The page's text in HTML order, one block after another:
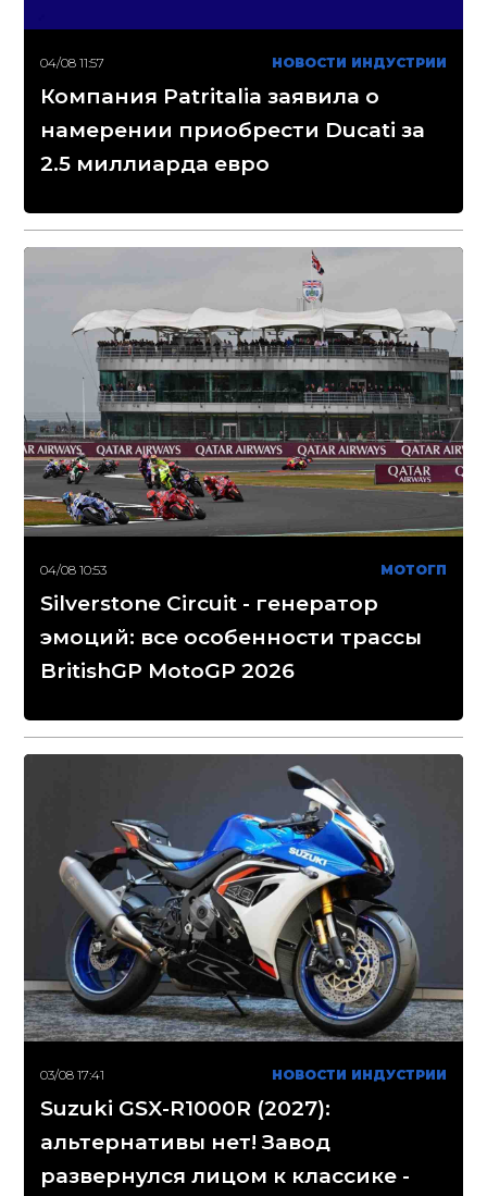
04/08 11:57 НОВОСТИ ИНДУСТРИИ
Компания Patritalia заявила о
намерении приобрести Ducati за
2.5 миллиарда евро
04/08 10:53 МОТОГП
Silverstone Circuit - генератор
эмоций: все особенности трассы
BritishGP MotoGP 2026
03/08 17:41 НОВОСТИ ИНДУСТРИИ
Suzuki GSX-R1000R (2027):
альтернативы нет! Завод
развернулся лицом к классике -